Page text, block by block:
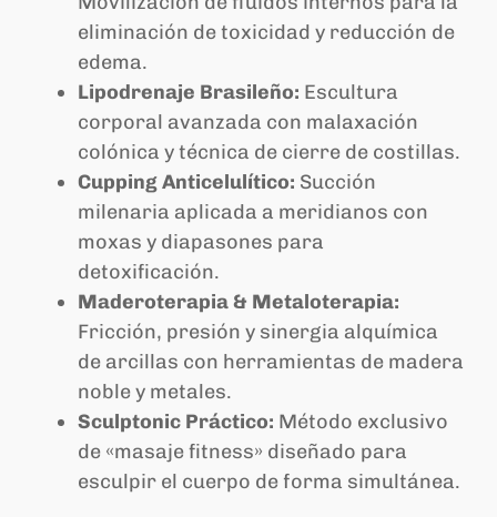
eliminación de toxicidad y reducción de
edema.
Lipodrenaje Brasileño: Escultura
corporal avanzada con malaxación
colónica y técnica de cierre de costillas.
Cupping Anticelulítico: Succión
milenaria aplicada a meridianos con
moxas y diapasones para
detoxificación.
Maderoterapia & Metaloterapia:
Fricción, presión y sinergia alquímica
de arcillas con herramientas de madera
noble y metales.
Sculptonic Práctico: Método exclusivo
de «masaje fitness» diseñado para
esculpir el cuerpo de forma simultánea.